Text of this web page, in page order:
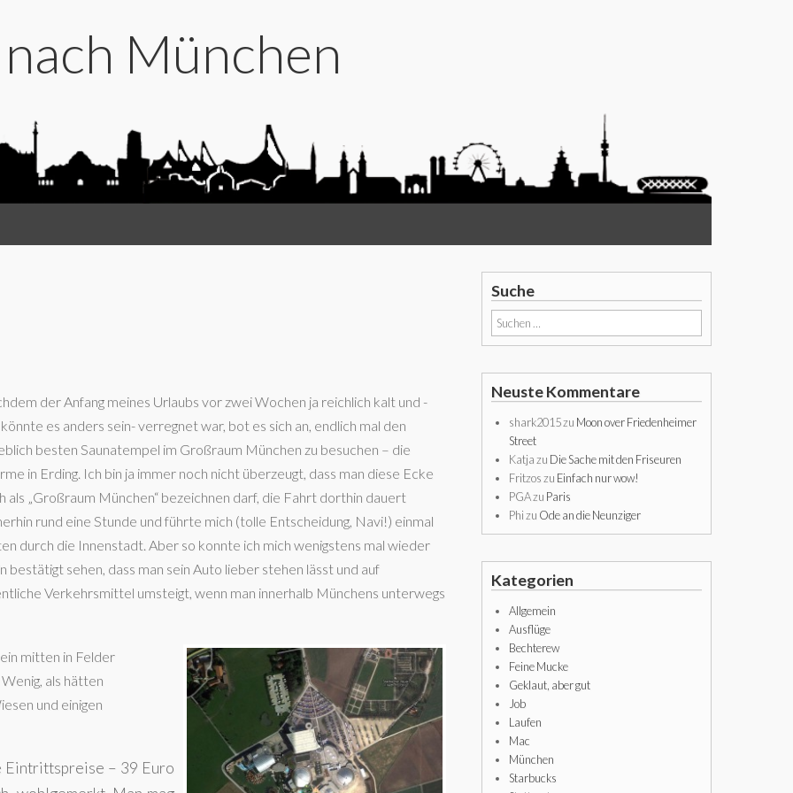
München
der Anfang meines Urlaubs vor zwei Wochen ja reichlich kalt und -
es anders sein- verregnet war, bot es sich an, endlich mal den
besten Saunatempel im Großraum München zu besuchen – die
in Erding. Ich bin ja immer noch nicht überzeugt, dass man diese Ecke
als „Großraum München“ bezeichnen darf, die Fahrt dorthin dauert
rund eine Stunde und führte mich (tolle Entscheidung, Navi!) einmal
durch die Innenstadt. Aber so konnte ich mich wenigstens mal wieder
bestätigt sehen, dass man sein Auto lieber stehen lässt und auf
Verkehrsmittel umsteigt, wenn man innerhalb Münchens unterwegs
mitten in Felder
als hätten
und einigen
Eintrittspreise – 39 Euro
Suche
Suchen
nach:
Neuste Kommentare
shark2015zu Moon over Friedenheimer
Street
Katjazu Die Sache mit den Friseuren
Fritzoszu Einfach nur wow!
PGAzu Paris
Phizu Ode an die Neunziger
Kategorien
Allgemein
Ausflüge
Bechterew
Feine Mucke
Geklaut, aber gut
Job
Laufen
Mac
München
Starbucks